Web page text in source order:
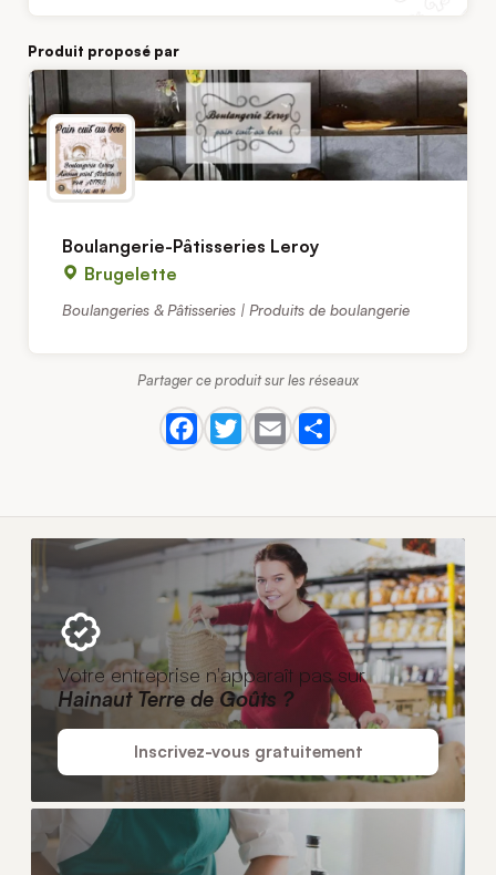
Produit proposé par
Boulangerie-Pâtisseries Leroy
Brugelette
Boulangeries & Pâtisseries | Produits de boulangerie
Partager ce produit sur les réseaux
Votre entreprise n'apparaît pas sur
Hainaut Terre de Goûts ?
Inscrivez-vous gratuitement